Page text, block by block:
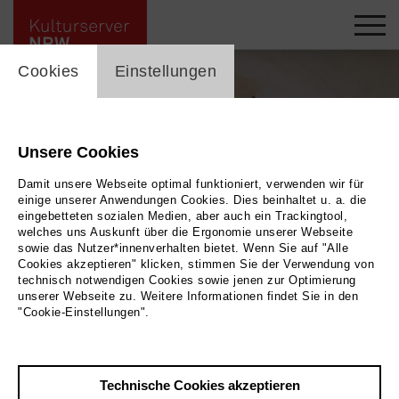
Golz_Das Mädchen mit der Hohlwelt
cookie_layer
Cookies Einstellungen
Unsere Cookies
Damit unsere Webseite optimal funktioniert, verwenden wir für
einige unserer Anwendungen Cookies. Dies beinhaltet u. a. die
eingebetteten sozialen Medien, aber auch ein Trackingtool,
welches uns Auskunft über die Ergonomie unserer Webseite
sowie das Nutzer*innenverhalten bietet. Wenn Sie auf "Alle
Cookies akzeptieren" klicken, stimmen Sie der Verwendung von
technisch notwendigen Cookies sowie jenen zur Optimierung
unserer Webseite zu. Weitere Informationen findet Sie in den
"Cookie-Einstellungen".
Technische Cookies akzeptieren